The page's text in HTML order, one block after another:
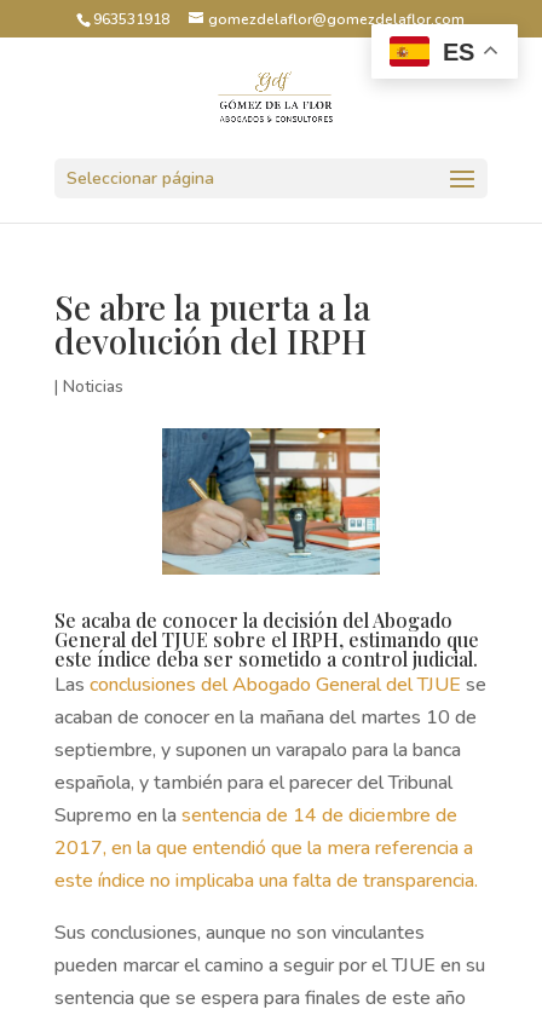
963531918 gomezdelaflor@gomezdelaflor.com
Seleccionar página
Se abre la puerta a la
devolución del IRPH
| Noticias
Se acaba de conocer la decisión del Abogado
General del TJUE sobre el IRPH, estimando que
este índice deba ser sometido a control judicial.
Las conclusiones del Abogado General del TJUE se
acaban de conocer en la mañana del martes 10 de
septiembre, y suponen un varapalo para la banca
española, y también para el parecer del Tribunal
Supremo en la sentencia de 14 de diciembre de
2017, en la que entendió que la mera referencia a
este índice no implicaba una falta de transparencia.
Sus conclusiones, aunque no son vinculantes
pueden marcar el camino a seguir por el TJUE en su
sentencia que se espera para finales de este año
ES